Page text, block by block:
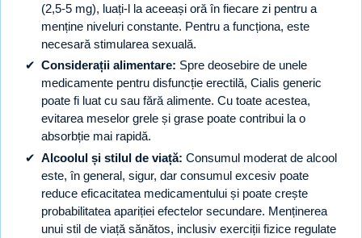
(2,5-5 mg), luați-l la aceeași oră în fiecare zi pentru a
menține niveluri constante. Pentru a funcționa, este
necesară stimularea sexuală.
Considerații alimentare: Spre deosebire de unele
medicamente pentru disfuncție erectilă, Cialis generic
poate fi luat cu sau fără alimente. Cu toate acestea,
evitarea meselor grele și grase poate contribui la o
absorbție mai rapidă.
Alcoolul și stilul de viață: Consumul moderat de alcool
este, în general, sigur, dar consumul excesiv poate
reduce eficacitatea medicamentului și poate crește
probabilitatea apariției efectelor secundare. Menținerea
unui stil de viață sănătos, inclusiv exerciții fizice regulate